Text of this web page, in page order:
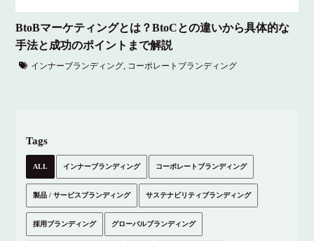
BtoBマーケティングとは？BtoCとの違いから具体的な
手法と成功のポイントまで解説
インナーブランディング コーポレートブランディング
Tags
ALL インナーブランディング コーポレートブランディング
製品 / サービスブランディング サステナビリティブランディング
採用ブランディング グローバルブランディング